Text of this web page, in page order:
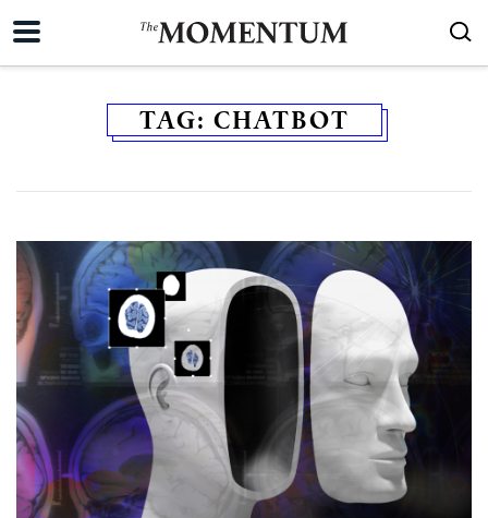
TAG: CHATBOT